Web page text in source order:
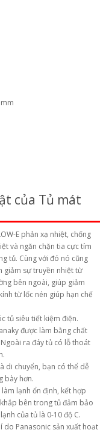
của Tủ mát
E phản xạ nhiệt, chống
và ngăn chặn tia cực tím
tủ. Cùng với đó nó cũng
giảm sự truyền nhiệt từ
bên ngoài, giúp giảm
từ lốc nén giúp hạn chế
tủ siêu tiết kiệm điện.
được làm bằng chất
ra đáy tủ có lỗ thoát
di chuyển, bạn có thể dễ
bày hơn.
lạnh ổn định, kết hợp
bên trong tủ đảm bảo
của tủ là 0-10 độ C.
do Panasonic sản xuất hoạt